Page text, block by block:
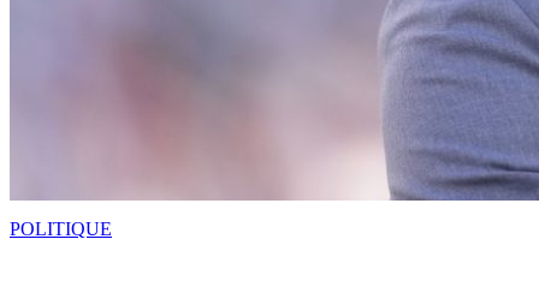
POLITIQUE